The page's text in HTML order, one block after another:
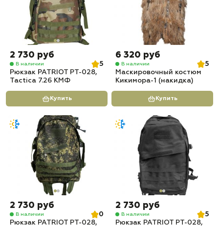
2 730 руб
В наличии
5
Рюкзак PATRIOT РТ-028,
Tactica 7.26 КМФ
Купить
6 320 руб
В наличии
5
Маскировочный костюм
Кикимора-1 (накидка)
Купить
2 730 руб
В наличии
0
Рюкзак PATRIOT РТ-028,
2 730 руб
В наличии
5
Рюкзак PATRIOT РТ-028,